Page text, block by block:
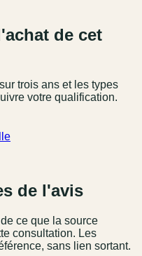
de cet
trois ans et les types
votre qualification.
de l'avis
ce que la source
consultation. Les
sans lien sortant.